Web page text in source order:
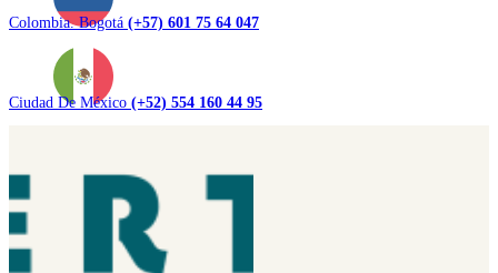
Colombia. Bogotá (+57) 601 75 64 047
Ciudad De México (+52) 554 160 44 95